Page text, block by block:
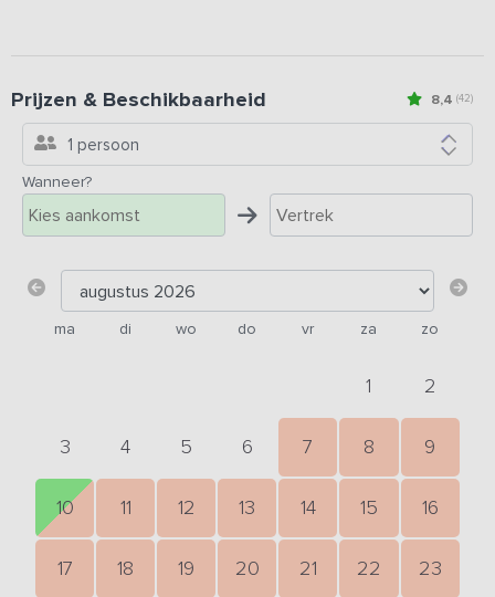
8,4 (42)
Prijzen & Beschikbaarheid
1 persoon
Wanneer?
ma di wo do vr za zo
1 2
3 4 5 6 7 8 9
10 11 12 13 14 15 16
17 18 19 20 21 22 23